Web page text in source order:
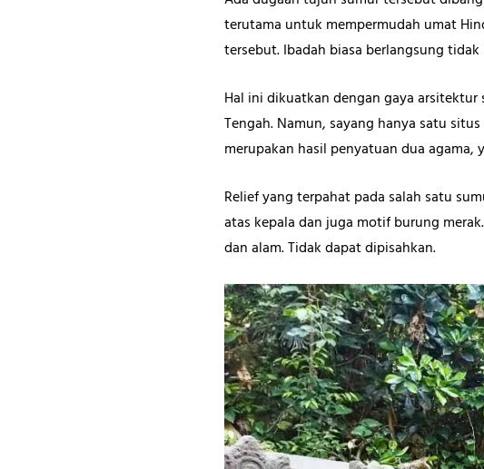
terutama untuk mempermudah umat
tersebut. Ibadah biasa berlangsung
Hal ini dikuatkan dengan gaya
Tengah. Namun, sayang hanya satu
merupakan hasil penyatuan dua agama,
Relief yang terpahat pada salah satu
atas kepala dan juga motif burung
dan alam. Tidak dapat dipisahkan.